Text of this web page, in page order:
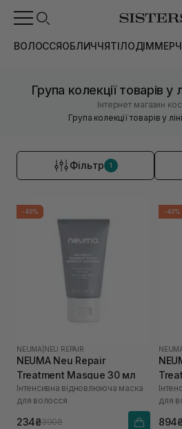
ВОЛОССЯОБЛИЧЧЯТІЛОДІММЕРЧ
Група колекції товарів у
Інтернет магазин
Група колекції товарів у
Фільтр 1
-40%
NEUMA NEU REPAIR
NEUMA Neu Repair
Treatment Masque 30 мл
Інтенсивна відновлююча маска
для волосся
234₴390₴
-40%
для